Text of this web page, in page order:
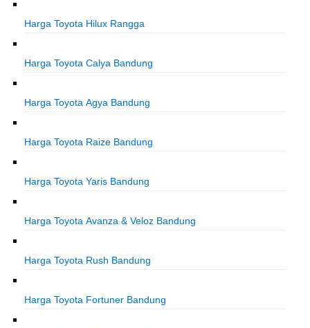
Harga Toyota Hilux Rangga
Harga Toyota Calya Bandung
Harga Toyota Agya Bandung
Harga Toyota Raize Bandung
Harga Toyota Yaris Bandung
Harga Toyota Avanza & Veloz Bandung
Harga Toyota Rush Bandung
Harga Toyota Fortuner Bandung